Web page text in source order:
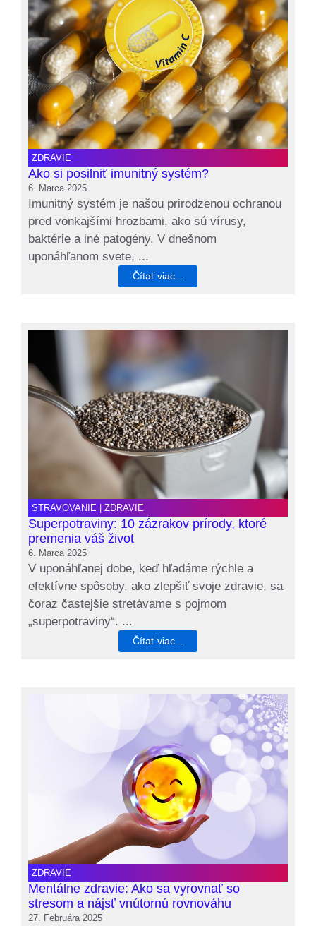
ZDRAVIE
Ako si posilniť imunitný systém?
6. Marca 2025
Imunitný systém je našou prirodzenou ochranou
pred vonkajšími hrozbami, ako sú vírusy,
baktérie a iné patogény. V dnešnom
uponáhľanom svete, ...
Čítať viac...
STRAVOVANIE ZDRAVIE
Superpotraviny: 10 zázrakov prírody, ktoré
premenia váš život
6. Marca 2025
V uponáhľanej dobe, keď hľadáme rýchle a
efektívne spôsoby, ako zlepšiť svoje zdravie, sa
čoraz častejšie stretávame s pojmom
„superpotraviny“. ...
Čítať viac...
ZDRAVIE
Mentálne zdravie: Ako sa vyrovnať so
stresom a nájsť vnútornú rovnováhu
27. Februára 2025